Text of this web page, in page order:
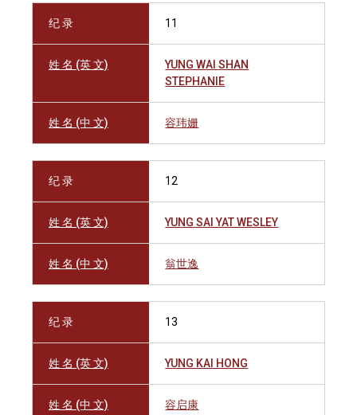
纪 录 11
姓 名 (英 文)
YUNG WAI SHAN
STEPHANIE
姓 名 (中 文) 容玮姗
纪 录 12
姓 名 (英 文) YUNG SAI YAT WESLEY
姓 名 (中 文) 翁世逸
纪 录 13
姓 名 (英 文) YUNG KAI HONG
姓 名 (中 文) 容启康